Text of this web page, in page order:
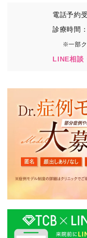
日時、閲覧履歴等に
（これには、
関する情報を含みま
③TCBグループが第
患者様の同意を得た
・患者様の閲覧履歴
【利用目的】
TCBグループは取
す。
・クリニックの来
連商品の販売、ア
対応等のサービス提
・医療サービスの
及び研究機関との連
・サービス向上を
療関連商品に関す
これに付随する諸対
電話予約
診療時間
※一部ク
LINE相談